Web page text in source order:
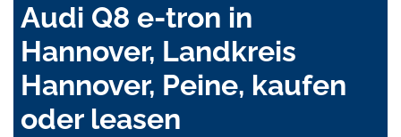
Audi Q8 e-tron in
Hannover, Landkreis
Hannover, Peine, kaufen
oder leasen